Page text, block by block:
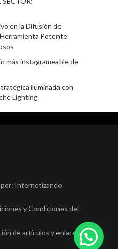
en la Difusión de
Potente
más instagrameable de
iluminada con
Lighting
Internetizando
y Condiciones del
de artículos y enlaces